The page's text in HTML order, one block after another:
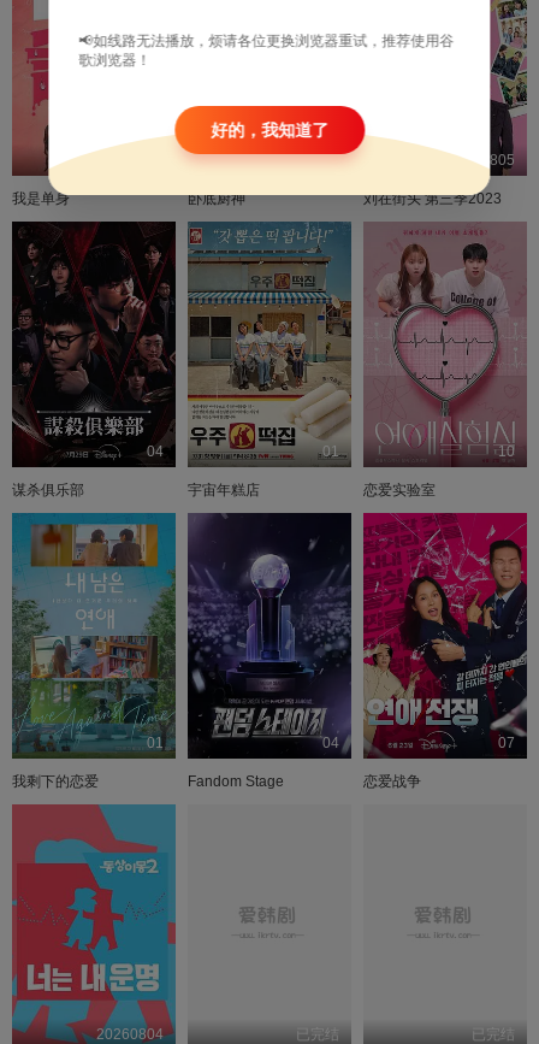
20241215 20241222 20250105 20250112
20250119 20250209
20250216 20250223 20250302
20250316 20250406
20250413 20250420 20250427 20250504
20250511 20250518 20250525 20250601
20250608 20250615 20250622 20250629
20250706 20250713 20250720 20250727
20250803 20250810 20250817 20250824
20250831 20250907 20250914 20250921
20250928 20251005 20251012 20251019
20251026 20251109 20251116
20251123 20251130 20251207 20251214
20251221 20251228 20260104 20260111
20260118 20260125 20260201 20260208
20260215 20260222 20260301 20260308
20260412
20260510
20260607 20260628
20260705
20260802
E208 E209 E210 E211
E218 E219
E225 E226 E227 E228
E229 E230 E231 E232
E233 E234 E235.240714 E236.240721
E237.240818 E238.240825 E239.240901 E240.240908
E241.240915 E242.240922 E243.240929 E244.241006
E245.241013 E246.241020 E246.241020 E247.241027
E248.241103 E249.241110 E250.241117 E251.241124
E252.241201 20241215 E255.241222
20250105 20250112 E258.250119 20250126
20250202 20250209 20250216 E263.250223
20250302 E265.250309 E266.250316 E267.250323
E268.250330 E269.250406 20250413 E271.250420
20250525
20250622
20250720 E285.250727 E286.250803 E287.250810
E288.250817
E292.250914 E293.250921
我是单身
06
卧底厨神
20260805
刘在街头 第三季2023
04
谋杀俱乐部
01
宇宙年糕店
10
恋爱实验室
01
我剩下的恋爱
04
Fandom Stage
07
恋爱战争
20260804 已完结 已完结
📢如线路无法播放，烦请各位更换浏览器重试，推荐使用谷
歌浏览器！
好的，我知道了